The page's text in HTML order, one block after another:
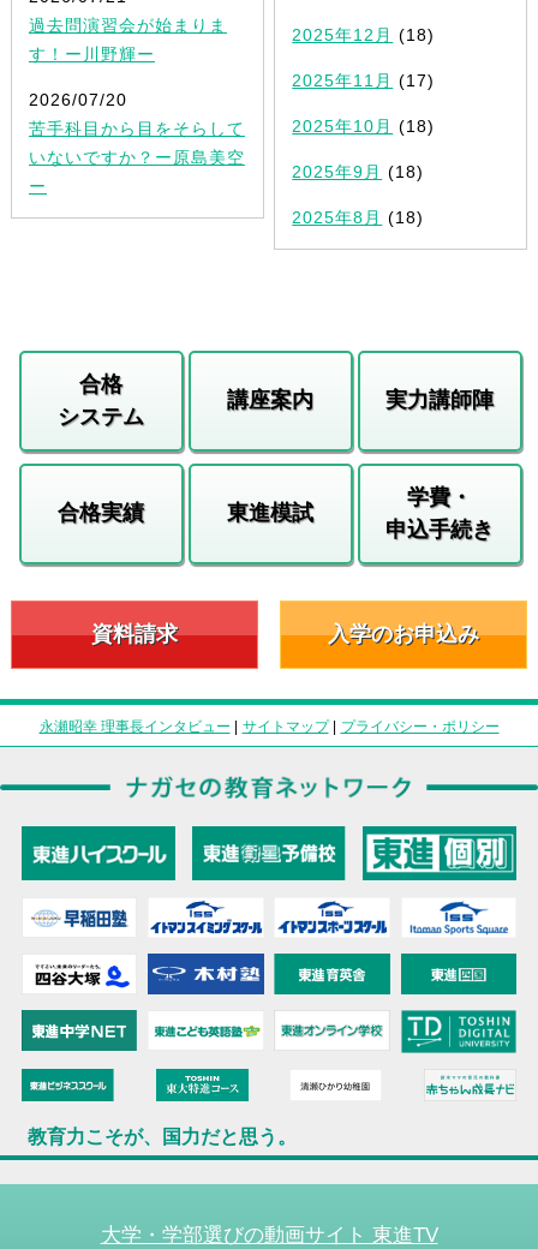
過去問演習会が始まりま
す！ー川野輝ー
2026/07/20
苦手科目から目をそらして
いないですか？ー原島美空
ー
2025年12月 (18)
2025年11月 (17)
2025年10月 (18)
2025年9月 (18)
2025年8月 (18)
合格
システム
講座案内 実力講師陣
合格実績 東進模試
学費・
申込手続き
資料請求 入学のお申込み
永瀬昭幸 理事長インタビュー | サイトマップ| プライバシー・ポリシー
教育力こそが、国力だと思う。
大学・学部選びの動画サイト 東進TV